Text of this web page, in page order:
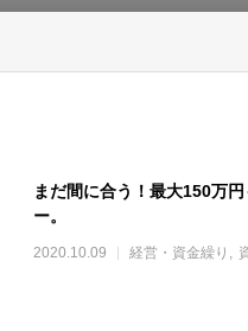
まだ間に合う！最大150万
ー。
2020.10.09 経営・資金繰り